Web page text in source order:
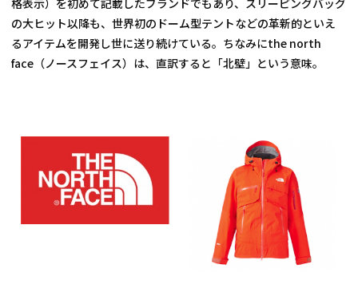
格表示）を初めて記載したブランドでもあり、スリーピングバッグ
の大ヒット以降も、世界初のドーム型テントなどの革新的といえ
るアイテムを開発し世に送り続けている。ちなみにthe north
face（ノースフェイス）は、直訳すると「北壁」という意味。